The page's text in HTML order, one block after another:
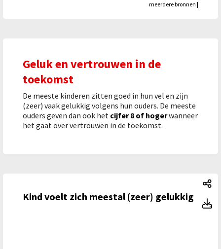
meerdere bronnen |
Geluk en vertrouwen in de
toekomst
De meeste kinderen zitten goed in hun vel en zijn
(zeer) vaak gelukkig volgens hun ouders. De meeste
ouders geven dan ook het cijfer 8 of hogerwanneer
het gaat over vertrouwen in de toekomst.
Kind voelt zich meestal (zeer) gelukkig